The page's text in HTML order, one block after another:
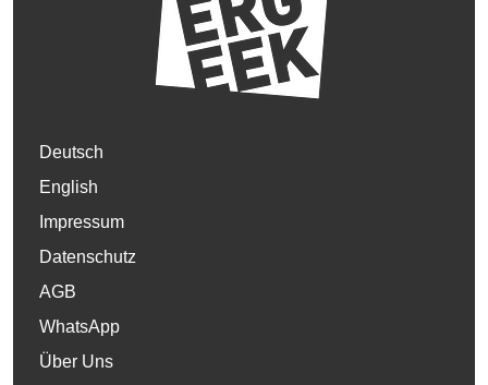
Deutsch
English
Impressum
Datenschutz
AGB
WhatsApp
Über Uns